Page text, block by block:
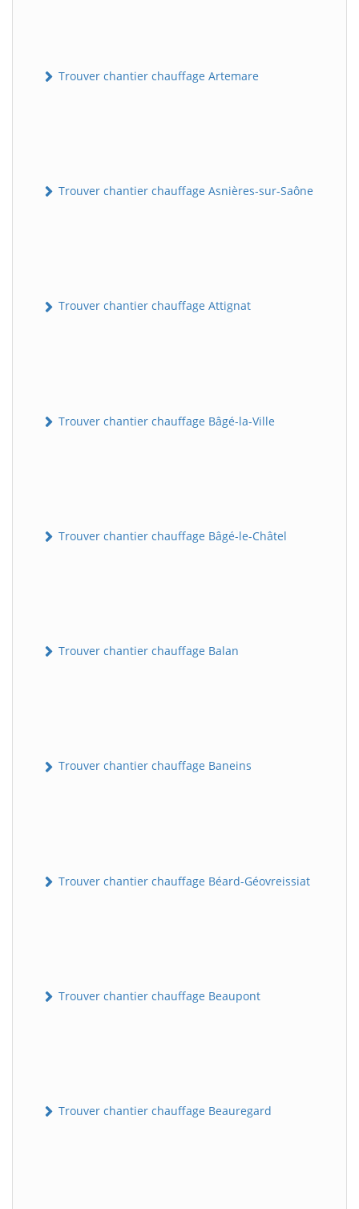
Trouver chantier chauffage Artemare
Trouver chantier chauffage Asnières-sur-Saône
Trouver chantier chauffage Attignat
Trouver chantier chauffage Bâgé-la-Ville
Trouver chantier chauffage Bâgé-le-Châtel
Trouver chantier chauffage Balan
Trouver chantier chauffage Baneins
Trouver chantier chauffage Béard-Géovreissiat
Trouver chantier chauffage Beaupont
Trouver chantier chauffage Beauregard